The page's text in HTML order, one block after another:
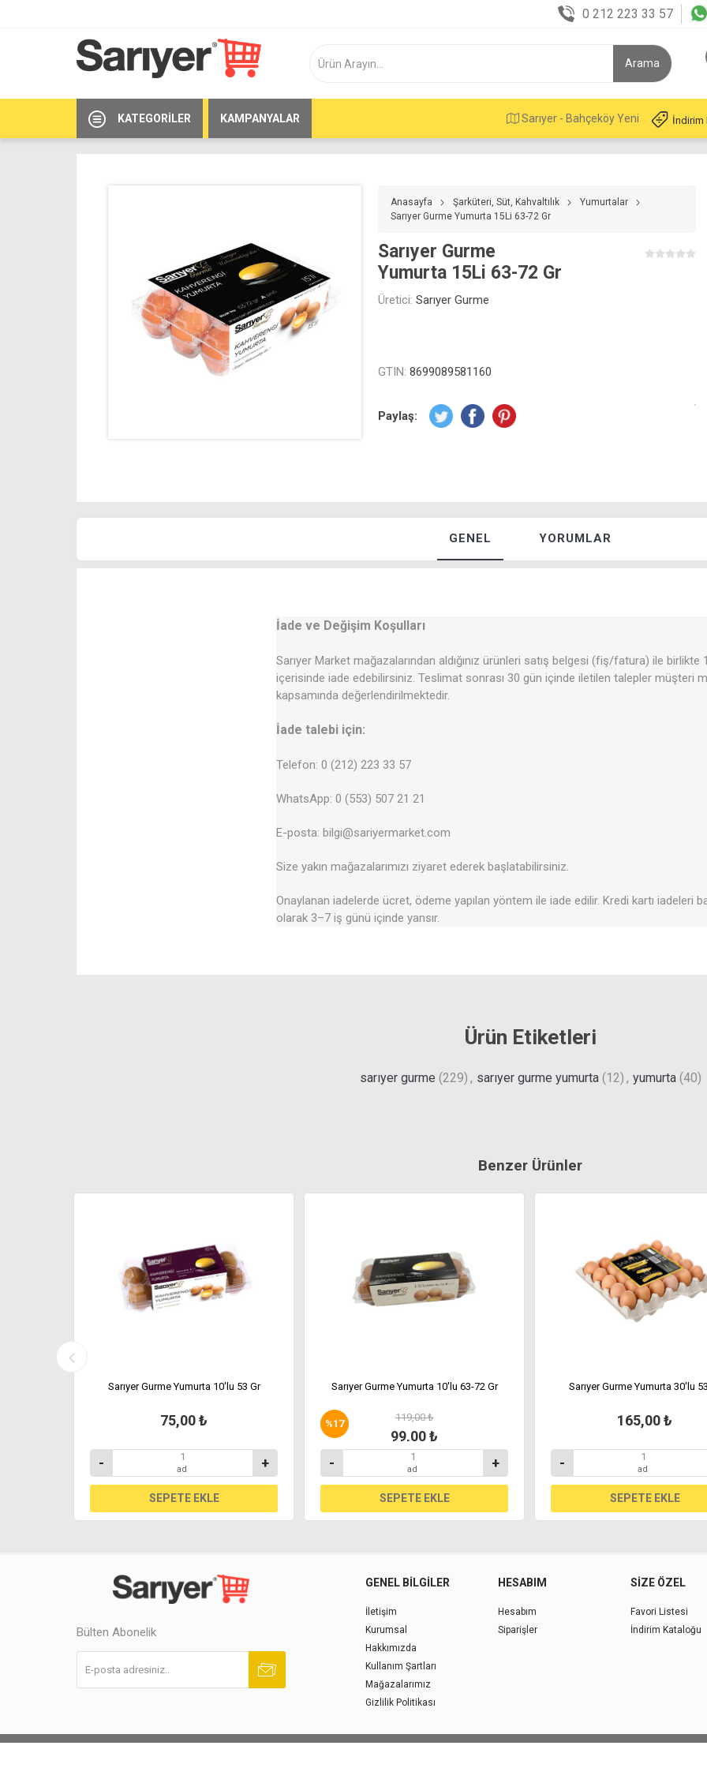
0 212 223 33 57
KATEGORILER KAMPANYALAR Sarıyer - Bahçeköy Yeni İndirim
Anasayfa Şarküteri, Süt, Kahvaltılık
Yumurtalar
Sarıyer Gurme Yumurta 15Li 63-72 Gr
Sarıyer Gurme
Yumurta 15Li 63-72 Gr
Üretici: Sarıyer Gurme
GTIN: 8699089581160
Paylaş:
GENEL YORUMLAR
İade ve Değişim Koşulları
Sarıyer Market mağazalarından aldığınız ürünleri satış belgesi (fiş/fatura) ile birlikte
içerisinde iade edebilirsiniz. Teslimat sonrası 30 gün içinde iletilen talepler müşteri
kapsamında değerlendirilmektedir.
İade talebi için:
Telefon: 0 (212) 223 33 57
WhatsApp: 0 (553) 507 21 21
E-posta: bilgi@sariyermarket.com
Size yakın mağazalarımızı ziyaret ederek başlatabilirsiniz.
Onaylanan iadelerde ücret, ödeme yapılan yöntem ile iade edilir. Kredi kartı iadeleri
olarak 3–7 iş günü içinde yansır.
Ürün Etiketleri
sarıyer gurme (229) , sarıyer gurme yumurta (12) , yumurta (40)
Benzer Ürünler
Sarıyer Gurme Yumurta 10'lu 53 Gr
75,00 ₺
- ad +
Sarıyer Gurme Yumurta 10'lu 63-72 Gr
%17
119,00 ₺
99,00 ₺
-
ad +
Sarıyer Gurme Yumurta 30'lu
165,00 ₺
- ad
Bülten Abonelik
GENEL BILGILER
İletişim
Kurumsal
Hakkımızda
Kullanım Şartları
Mağazalarımız
Gizlilik Politikası
HESABIM
Hesabım
Siparişler
SIZE ÖZEL
Favori Listesi
İndirim Kataloğu